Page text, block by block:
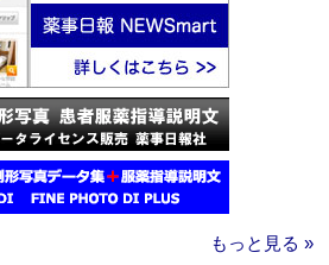
もっと見る »